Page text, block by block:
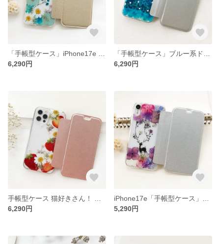
6,290円
6,290円
6,290円
5,290円